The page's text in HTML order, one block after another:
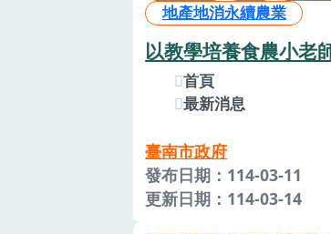
地產地消永續農業
以教學培養食農小老
首頁
最新消息
臺南市政府
發布日期：114-03-11
更新日期：114-03-14